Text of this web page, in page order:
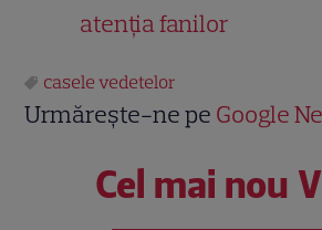
atenția fanilor
casele vedetelor
Urmărește-ne pe Google
Cel mai nou